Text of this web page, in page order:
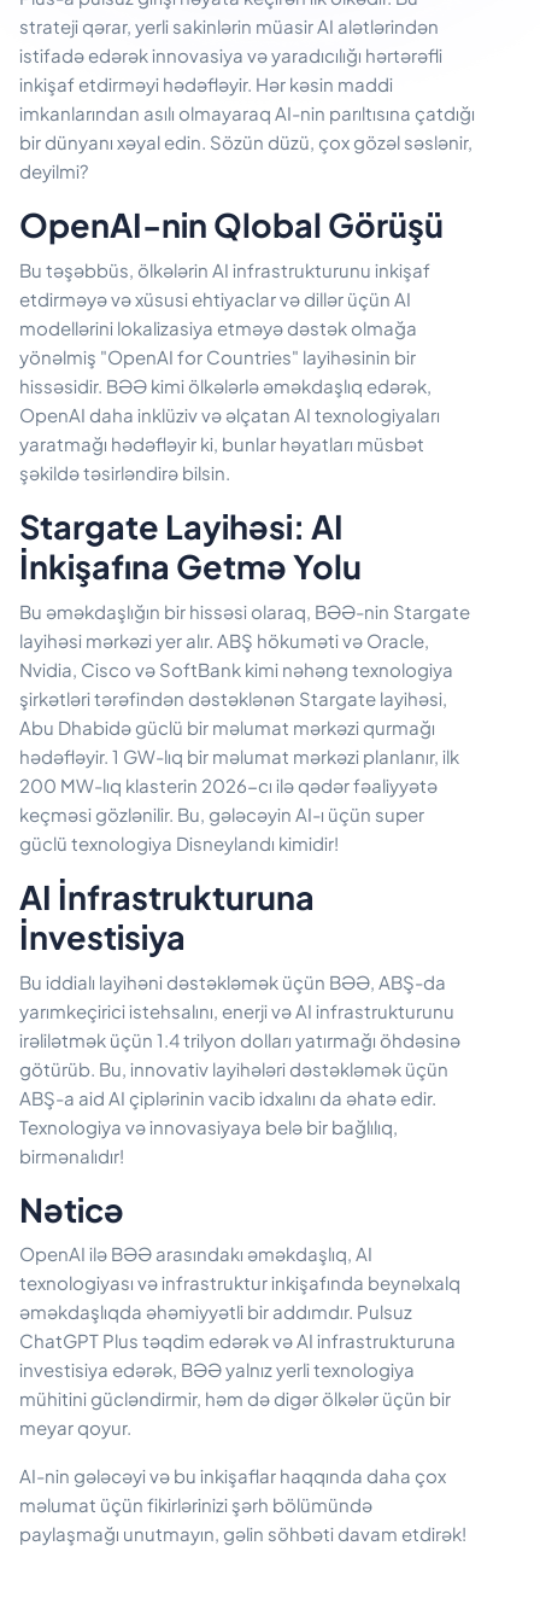
strateji qərar, yerli sakinlərin müasir AI alətlərindən
istifadə edərək innovasiya və yaradıcılığı hərtərəfli
inkişaf etdirməyi hədəfləyir. Hər kəsin maddi
imkanlarından asılı olmayaraq AI-nin parıltısına çatdığı
bir dünyanı xəyal edin. Sözün düzü, çox gözəl səslənir,
deyilmi?
OpenAI-nin Qlobal Görüşü
Bu təşəbbüs, ölkələrin AI infrastrukturunu inkişaf
etdirməyə və xüsusi ehtiyaclar və dillər üçün AI
modellərini lokalizasiya etməyə dəstək olmağa
yönəlmiş "OpenAI for Countries" layihəsinin bir
hissəsidir. BƏƏ kimi ölkələrlə əməkdaşlıq edərək,
OpenAI daha inklüziv və əlçatan AI texnologiyaları
yaratmağı hədəfləyir ki, bunlar həyatları müsbət
şəkildə təsirləndirə bilsin.
Stargate Layihəsi: AI
İnkişafına Getmə Yolu
Bu əməkdaşlığın bir hissəsi olaraq, BƏƏ-nin Stargate
layihəsi mərkəzi yer alır. ABŞ hökuməti və Oracle,
Nvidia, Cisco və SoftBank kimi nəhəng texnologiya
şirkətləri tərəfindən dəstəklənən Stargate layihəsi,
Abu Dhabidə güclü bir məlumat mərkəzi qurmağı
hədəfləyir. 1 GW-lıq bir məlumat mərkəzi planlanır, ilk
200 MW-lıq klasterin 2026-cı ilə qədər fəaliyyətə
keçməsi gözlənilir. Bu, gələcəyin AI-ı üçün super
güclü texnologiya Disneylandı kimidir!
AI İnfrastrukturuna
İnvestisiya
Bu iddialı layihəni dəstəkləmək üçün BƏƏ, ABŞ-da
yarımkeçirici istehsalını, enerji və AI infrastrukturunu
irəlilətmək üçün 1.4 trilyon dolları yatırmağı öhdəsinə
götürüb. Bu, innovativ layihələri dəstəkləmək üçün
ABŞ-a aid AI çiplərinin vacib idxalını da əhatə edir.
Texnologiya və innovasiyaya belə bir bağlılıq,
birmənalıdır!
Nəticə
OpenAI ilə BƏƏ arasındakı əməkdaşlıq, AI
texnologiyası və infrastruktur inkişafında beynəlxalq
əməkdaşlıqda əhəmiyyətli bir addımdır. Pulsuz
ChatGPT Plus təqdim edərək və AI infrastrukturuna
investisiya edərək, BƏƏ yalnız yerli texnologiya
mühitini gücləndirmir, həm də digər ölkələr üçün bir
meyar qoyur.
AI-nin gələcəyi və bu inkişaflar haqqında daha çox
məlumat üçün fikirlərinizi şərh bölümündə
paylaşmağı unutmayın, gəlin söhbəti davam etdirək!